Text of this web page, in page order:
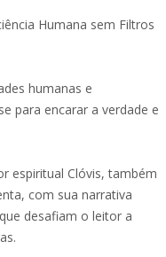
Humana sem Filtros
humanas e
para encarar a verdade e
espiritual Clóvis, também
com sua narrativa
desafiam o leitor a